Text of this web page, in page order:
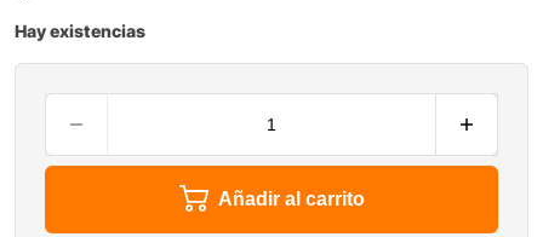
Hay existencias
Añadir al carrito